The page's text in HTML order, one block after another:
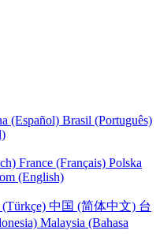
(Español) Brasil (Português)
France (Français) Polska
(English)
中国 (简体中文) 台
Malaysia (Bahasa